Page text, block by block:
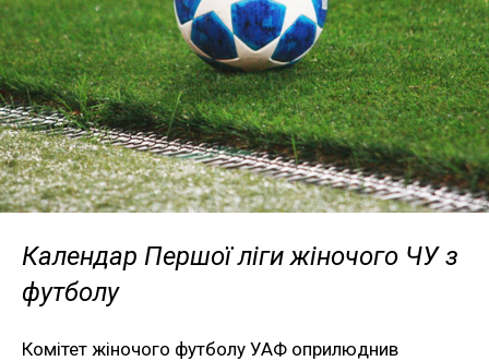
Календар Першої ліги жіночого ЧУ з
футболу
Комітет жіночого футболу УАФ оприлюднив